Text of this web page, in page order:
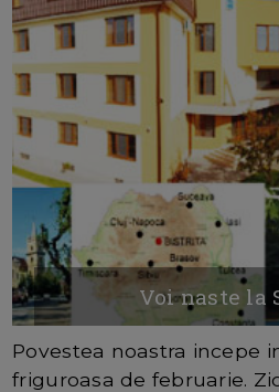
Voi naste la
Povestea noastra incepe
friguroasa de februarie.